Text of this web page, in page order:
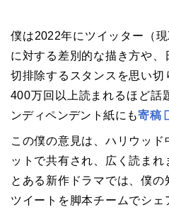
僕は2022年にツイッター（
に対する差別的な描き方や
切排除するスタンスを思い切
400万回以上読まれるほど話
ンディペンデント紙にも寄稿
この僕の意見は、ハリウッ
ットで共有され、広く読まれ
とある新作ドラマでは、僕
ツイートを脚本チームでシ